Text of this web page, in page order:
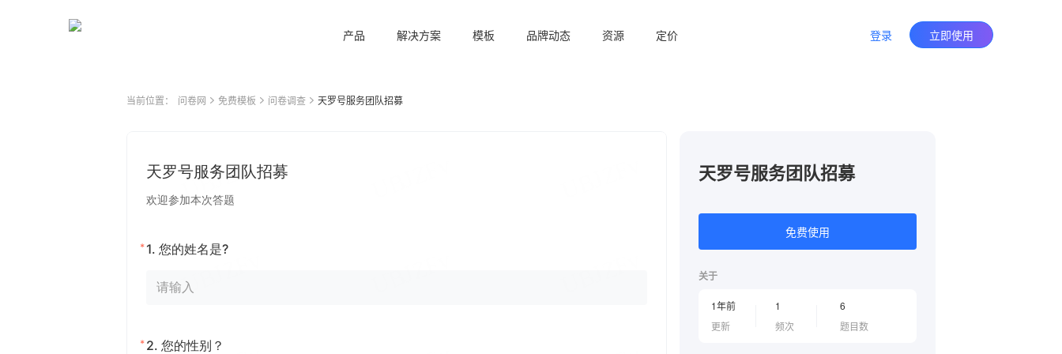
产品 解决方案 模板 品牌动态 资源 定价 登录 立即使用
当前位置： 问卷网 免费模板 问卷调查 天罗号服务团队招募
天罗号服务团队招募
免费使用
关于
1年前
更新
1
频次
6
题目数